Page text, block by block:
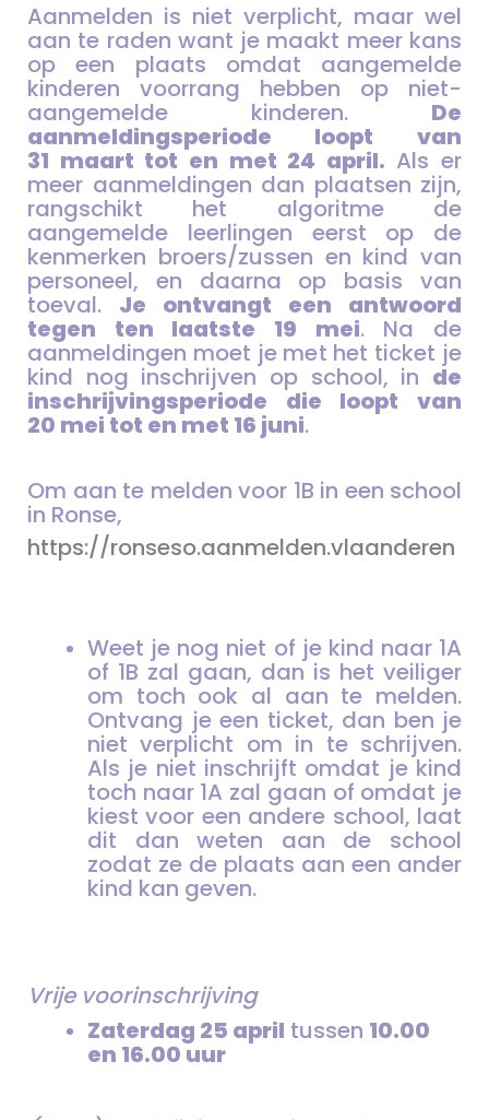
Aanmelden is niet verplicht, maar wel
aan te raden want je maakt meer kans
op een plaats omdat aangemelde
kinderen voorrang hebben op niet-
aangemelde kinderen. De
aanmeldingsperiode loopt van
31 maart tot en met 24 april. Als er
meer aanmeldingen dan plaatsen zijn,
rangschikt het algoritme de
aangemelde leerlingen eerst op de
kenmerken broers/zussen en kind van
personeel, en daarna op basis van
toeval. Je ontvangt een antwoord
tegen ten laatste 19 mei. Na de
aanmeldingen moet je met het ticket je
kind nog inschrijven op school, in de
inschrijvingsperiode die loopt van
20 mei tot en met 16 juni.
Om aan te melden voor 1B in een school
in Ronse,
https://ronseso.aanmelden.vlaanderen
Weet je nog niet of je kind naar 1A
of 1B zal gaan, dan is het veiliger
om toch ook al aan te melden.
Ontvang je een ticket, dan ben je
niet verplicht om in te schrijven.
Als je niet inschrijft omdat je kind
toch naar 1A zal gaan of omdat je
kiest voor een andere school, laat
dit dan weten aan de school
zodat ze de plaats aan een ander
kind kan geven.
Vrije voorinschrijving
Zaterdag 25 april tussen 10.00
en 16.00 uur